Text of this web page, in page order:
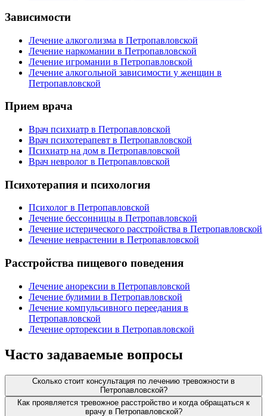
Зависимости
Лечение алкоголизма в Петропавловской
Лечение наркомании в Петропавловской
Лечение игромании в Петропавловской
Лечение алкогольной зависимости у женщин в
Петропавловской
Прием врача
Врач психиатр в Петропавловской
Врач психотерапевт в Петропавловской
Психиатр на дом в Петропавловской
Врач невролог в Петропавловской
Психотерапия и психология
Психолог в Петропавловской
Лечение бессонницы в Петропавловской
Лечение истерического расстройства в Петропавловской
Лечение неврастении в Петропавловской
Расстройства пищевого поведения
Лечение анорексии в Петропавловской
Лечение булимии в Петропавловской
Лечение компульсивного переедания в
Петропавловской
Лечение орторексии в Петропавловской
Часто задаваемые вопросы
Сколько стоит консультация по лечению тревожности в
Петропавловской?
Как проявляется тревожное расстройство и когда обращаться к
врачу в Петропавловской?